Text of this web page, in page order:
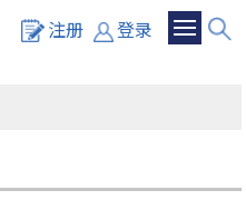
注册 登录